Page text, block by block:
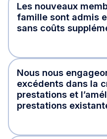
Les nouveaux
famille sont admis
sans coûts
Nous nous
excédents dans la
prestations et
prestations